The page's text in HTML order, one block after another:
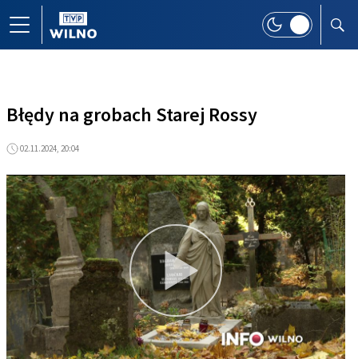
Błędy na grobach Starej Rossy
02.11.2024, 20:04